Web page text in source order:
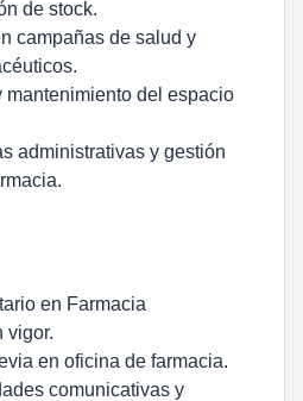
de stock.
campañas de salud y
mantenimiento del espacio
administrativas y gestión
en Farmacia
vigor.
en oficina de farmacia.
comunicativas y